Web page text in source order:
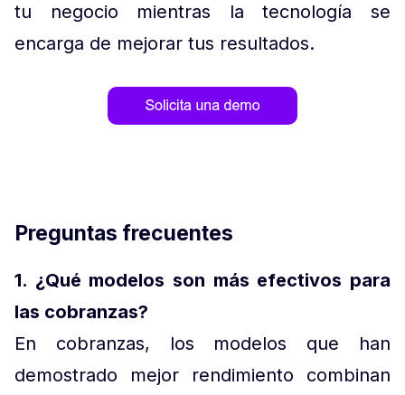
tu negocio mientras la tecnología se
encarga de mejorar tus resultados.
Preguntas frecuentes
1. ¿Qué modelos son más efectivos para
las cobranzas?
En cobranzas, los modelos que han
demostrado mejor rendimiento combinan